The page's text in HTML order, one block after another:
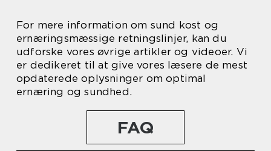
For mere information om sund kost og
ernæringsmæssige retningslinjer, kan du
udforske vores øvrige artikler og videoer. Vi
er dedikeret til at give vores læsere de mest
opdaterede oplysninger om optimal
ernæring og sundhed.
FAQ